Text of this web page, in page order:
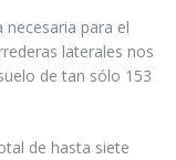
para el
laterales nos
de tan sólo 153
de hasta siete